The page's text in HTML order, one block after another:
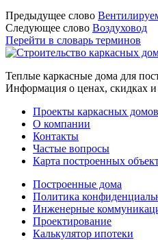
Предыдущее слово
Следующее слово Воздуховод
Перейти в словарь терминов
Теплые каркасные дома для
Информация о ценах, скидках и
Проекты каркасных домов
О компании
Контакты
Частые вопросы
Карта построенных
Построенные дома
Политика
Инженерные
Проектирование
Калькулятор ипотеки